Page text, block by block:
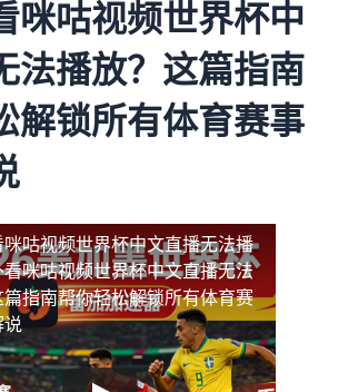
咪咕视频世界杯中
法播放？这篇指南
解锁所有体育赛事
咕视频世界杯中文直播无法播
咪咕视频世界杯中文直播无法
指南帮你轻松解锁所有体育赛
说